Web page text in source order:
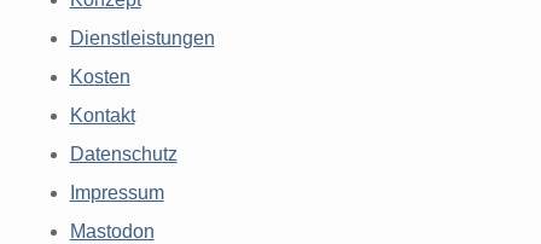
Dienstleistungen
Kosten
Kontakt
Datenschutz
Impressum
Mastodon